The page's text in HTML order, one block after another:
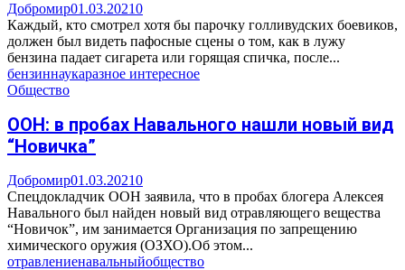
Добромир01.03.20210
Каждый, кто смотрел хотя бы парочку голливудских боевиков,
должен был видеть пафосные сцены о том, как в лужу
бензина падает сигарета или горящая спичка, после...
бензиннаукаразное интересное
Общество
ООН: в пробах Навального нашли новый вид
“Новичка”
Добромир01.03.20210
Спецдокладчик ООН заявила, что в пробах блогера Алексея
Навального был найден новый вид отравляющего вещества
“Новичок”, им занимается Организация по запрещению
химического оружия (ОЗХО).Об этом...
отравлениенавальныйобщество